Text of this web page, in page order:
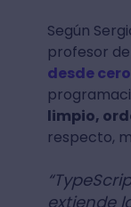
Según
profesor
desde cero
limpio,
respecto,
extiende